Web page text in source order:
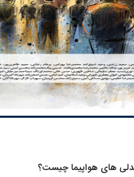
های هواپیما چیست؟